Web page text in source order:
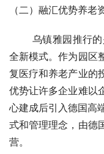
置，距离上海虹桥
内，距离乌镇东栅
利，优质客源充足，
（二）融汇优势养老
乌镇雅园推行的是
全新模式。作为园区
复医疗和养老产业的